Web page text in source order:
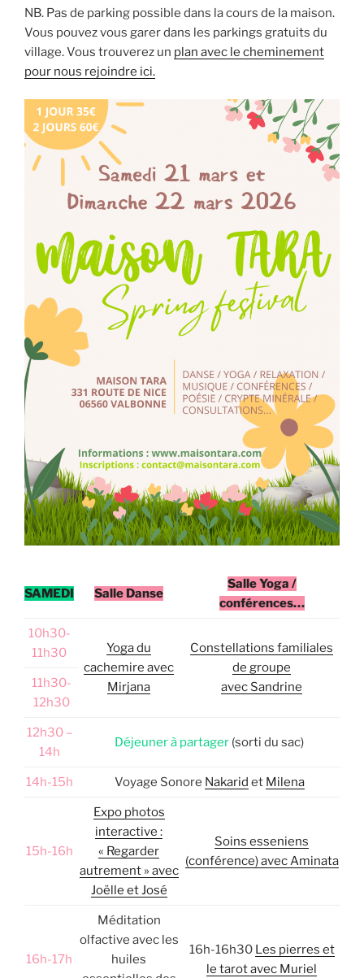
NB. Pas de parking possible dans la cours de la maison.
Vous pouvez vous garer dans les parkings gratuits du
village. Vous trouverez un plan avec le cheminement
pour nous rejoindre ici.
SAMEDI Salle Danse
Salle Yoga /
conférences…
10h30-
11h30
Yoga du
cachemire avec
Mirjana
Constellations familiales
de groupe
avec Sandrine
11h30-
12h30
12h30 –
14h
Déjeuner à partager (sorti du sac)
14h-15h Voyage Sonore Nakarid et Milena
15h-16h
Expo photos
interactive :
« Regarder
autrement » avec
Joëlle et José
Soins esseniens
(conférence) avec Aminata
16h-17h
Méditation
olfactive avec les
huiles
16h-16h30 Les pierres et
le tarot avec Muriel